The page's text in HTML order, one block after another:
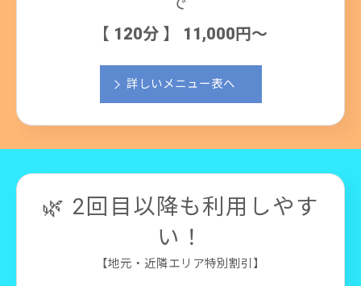
【 120分 】 11,000円～
詳しいメニュー表へ
【地元・近隣エリア特別割引】
🌿 2回目以降も利用しやす
い！